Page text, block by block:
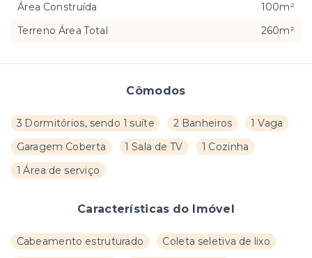
Cômodos
3 Dormitórios, sendo 1 suíte 2 Banheiros
1 Vaga
Garagem Coberta
1 Sala de TV
1 Cozinha
1 Área de serviço
Características do Imóvel
Cabeamento estruturado
Coleta seletiva de lixo
Área Construída
100m²
Terreno Área Total
260m²